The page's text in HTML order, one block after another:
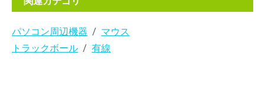
パソコン周辺機器
マウス
トラックボール
有線